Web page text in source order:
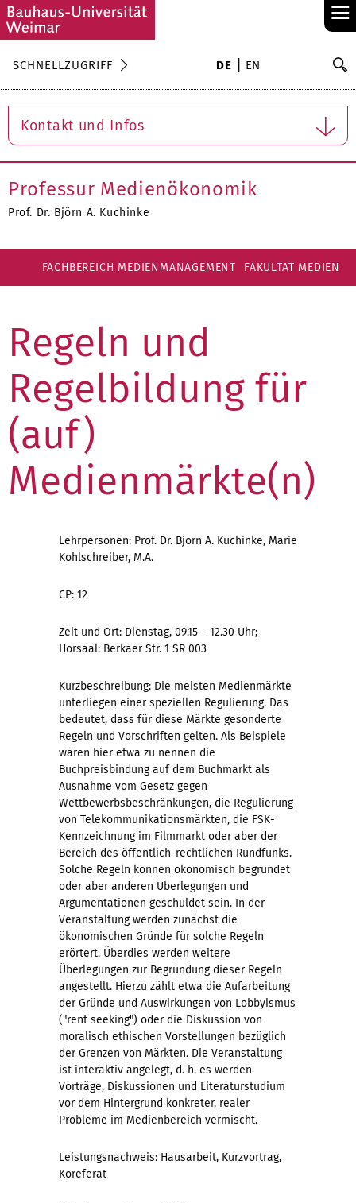
≡
SCHNELLZUGRIFF DE EN
Kontakt und Infos
Professur Medienökonomik
Prof. Dr. Björn A. Kuchinke
FACHBEREICH MEDIENMANAGEMENT FAKULTÄT MEDIEN
Regeln und
Regelbildung für
(auf)
Medienmärkte(n)
Lehrpersonen: Prof. Dr. Björn A. Kuchinke, Marie
Kohlschreiber, M.A.
CP: 12
Zeit und Ort: Dienstag, 09.15 – 12.30 Uhr;
Hörsaal: Berkaer Str. 1 SR 003
Kurzbeschreibung: Die meisten Medienmärkte
unterliegen einer speziellen Regulierung. Das
bedeutet, dass für diese Märkte gesonderte
Regeln und Vorschriften gelten. Als Beispiele
wären hier etwa zu nennen die
Buchpreisbindung auf dem Buchmarkt als
Ausnahme vom Gesetz gegen
Wettbewerbsbeschränkungen, die Regulierung
von Telekommunikationsmärkten, die FSK-
Kennzeichnung im Filmmarkt oder aber der
Bereich des öffentlich-rechtlichen Rundfunks.
Solche Regeln können ökonomisch begründet
oder aber anderen Überlegungen und
Argumentationen geschuldet sein. In der
Veranstaltung werden zunächst die
ökonomischen Gründe für solche Regeln
erörtert. Überdies werden weitere
Überlegungen zur Begründung dieser Regeln
angestellt. Hierzu zählt etwa die Aufarbeitung
der Gründe und Auswirkungen von Lobbyismus
("rent seeking") oder die Diskussion von
moralisch ethischen Vorstellungen bezüglich
der Grenzen von Märkten. Die Veranstaltung
ist interaktiv angelegt, d. h. es werden
Vorträge, Diskussionen und Literaturstudium
vor dem Hintergrund konkreter, realer
Probleme im Medienbereich vermischt.
Leistungsnachweis: Hausarbeit, Kurzvortrag,
Koreferat